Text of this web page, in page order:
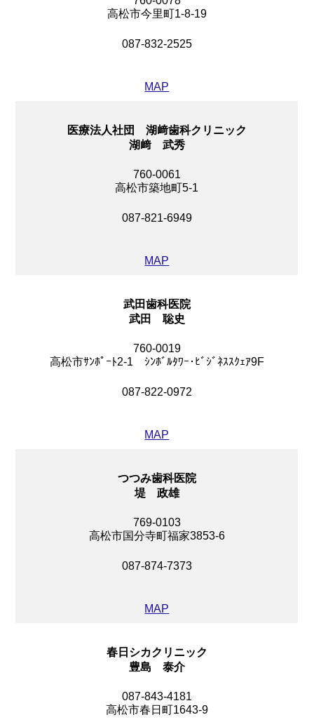
高松市今里町1-8-19
087-832-2525
MAP
医療法人社団 湖﨑歯科クリニック
湖﨑 武秀
760-0061
高松市築地町5-1
087-821-6949
MAP
武田歯科医院
武田 聡史
760-0019
高松市ｻﾝﾎﾟｰﾄ2-1 ｼﾝﾎﾞﾙﾀﾜｰ･ﾋﾞｼﾞﾈｽｽｸｪｱ9F
087-822-0972
MAP
つつみ歯科医院
堤 政雄
769-0103
高松市国分寺町福家3853-6
087-874-7373
MAP
春日シカクリニック
豊島 泰介
087-843-4181
高松市春日町1643-9